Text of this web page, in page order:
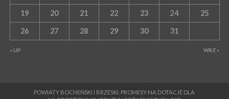
« LIP WRZ »
19 20 21 22 23 24 25
26 27 28 29 30 31
POWIATY BOCHEŃSKI I BRZESKI. PROMESY NA DOTACJE DLA